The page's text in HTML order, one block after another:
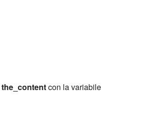
the_contentcon la variabile